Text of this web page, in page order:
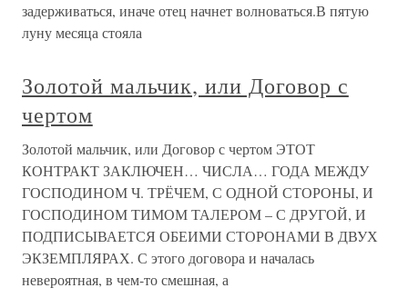
задерживаться, иначе отец начнет волноваться.В пятую
луну месяца стояла
Золотой мальчик, или Договор с
чертом
Золотой мальчик, или Договор с чертом ЭТОТ
КОНТРАКТ ЗАКЛЮЧЕН… ЧИСЛА… ГОДА МЕЖДУ
ГОСПОДИНОМ Ч. ТРЁЧЕМ, С ОДНОЙ СТОРОНЫ, И
ГОСПОДИНОМ ТИМОМ ТАЛЕРОМ – С ДРУГОЙ, И
ПОДПИСЫВАЕТСЯ ОБЕИМИ СТОРОНАМИ В ДВУХ
ЭКЗЕМПЛЯРАХ. С этого договора и началась
невероятная, в чем-то смешная, а